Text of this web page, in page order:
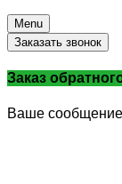
Menu
Заказать звонок
Заказ
Ваше